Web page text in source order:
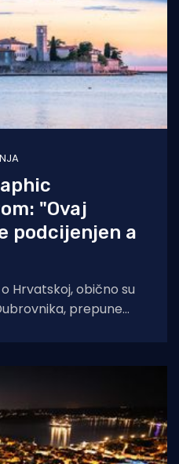
"Ovaj
podcijenjen a
Hrvatskoj, obično su
prepune